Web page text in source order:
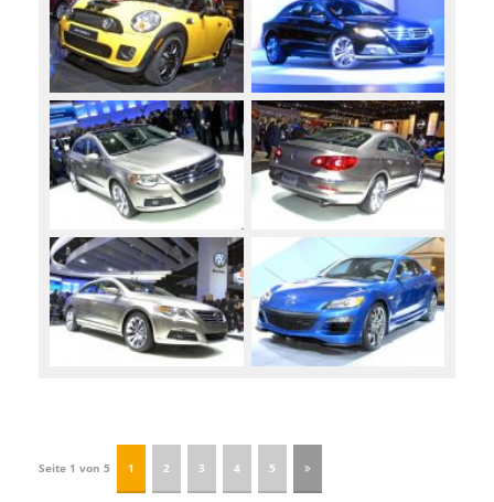
Seite 1 von 5 1 2 3 4 5